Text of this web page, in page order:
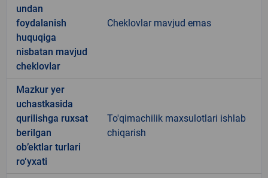
undan
foydalanish
huquqiga
nisbatan mavjud
cheklovlar
Cheklovlar mavjud emas
Mazkur yer
uchastkasida
qurilishga ruxsat
berilgan
ob’ektlar turlari
ro‘yxati
To'qimachilik maxsulotlari ishlab
chiqarish